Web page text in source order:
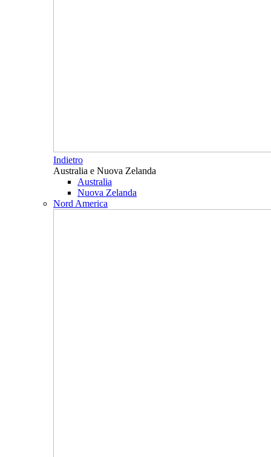
Indietro
Australia e Nuova Zelanda
Australia
Nuova Zelanda
Nord America